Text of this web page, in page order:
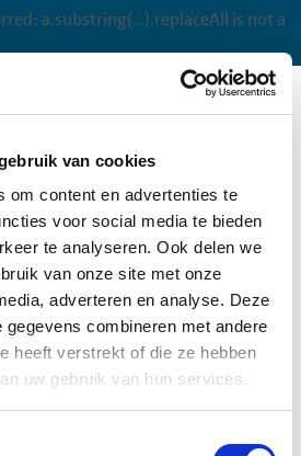
van cookies
om content en advertenties te
voor social media te bieden
te analyseren. Ook delen we
van onze site met onze
adverteren en analyse. Deze
gegevens combineren met andere
heeft verstrekt of die ze hebben
uw gebruik van hun services.
a.substring(...).replaceAll is not a
a.substring(...).replaceAll is not a
a.substring(...).replaceAll is not a